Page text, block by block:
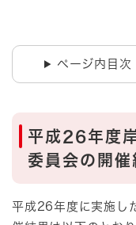
ページ内目次
平成26年度
委員会の開催
平成26年度に実施し